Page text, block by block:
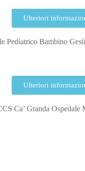
Pediatrico Bambino Gesù
Ulteriori
Ca’ Granda
Ulteriori